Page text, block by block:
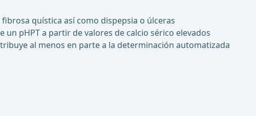
quística así como dispepsia o úlceras
pHPT a partir de valores de calcio sérico elevados
al menos en parte a la determinación automatizada